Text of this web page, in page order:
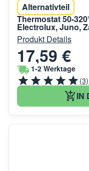
Alternativteil
Thermostat 50-
Electrolux, Juno,
Produkt Details
17,59 €
1-2 Werktage
(3)
IN